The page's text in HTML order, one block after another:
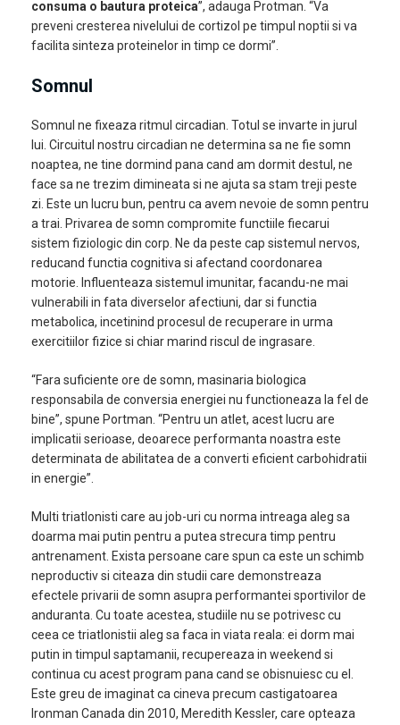
consuma o bautura proteica”, adauga Protman. “Va
preveni cresterea nivelului de cortizol pe timpul noptii si va
facilita sinteza proteinelor in timp ce dormi”.
Somnul
Somnul ne fixeaza ritmul circadian. Totul se invarte in jurul
lui. Circuitul nostru circadian ne determina sa ne fie somn
noaptea, ne tine dormind pana cand am dormit destul, ne
face sa ne trezim dimineata si ne ajuta sa stam treji peste
zi. Este un lucru bun, pentru ca avem nevoie de somn pentru
a trai. Privarea de somn compromite functiile fiecarui
sistem fiziologic din corp. Ne da peste cap sistemul nervos,
reducand functia cognitiva si afectand coordonarea
motorie. Influenteaza sistemul imunitar, facandu-ne mai
vulnerabili in fata diverselor afectiuni, dar si functia
metabolica, incetinind procesul de recuperare in urma
exercitiilor fizice si chiar marind riscul de ingrasare.
“Fara suficiente ore de somn, masinaria biologica
responsabila de conversia energiei nu functioneaza la fel de
bine”, spune Portman. “Pentru un atlet, acest lucru are
implicatii serioase, deoarece performanta noastra este
determinata de abilitatea de a converti eficient carbohidratii
in energie”.
Multi triatlonisti care au job-uri cu norma intreaga aleg sa
doarma mai putin pentru a putea strecura timp pentru
antrenament. Exista persoane care spun ca este un schimb
neproductiv si citeaza din studii care demonstreaza
efectele privarii de somn asupra performantei sportivilor de
anduranta. Cu toate acestea, studiile nu se potrivesc cu
ceea ce triatlonistii aleg sa faca in viata reala: ei dorm mai
putin in timpul saptamanii, recupereaza in weekend si
continua cu acest program pana cand se obisnuiesc cu el.
Este greu de imaginat ca cineva precum castigatoarea
Ironman Canada din 2010, Meredith Kessler, care opteaza